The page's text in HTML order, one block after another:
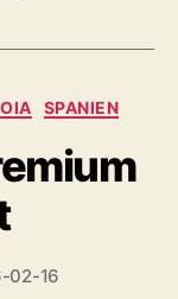
SPANIEN
02-16